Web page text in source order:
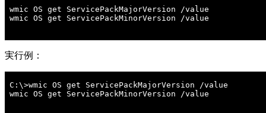
wmic OS get ServicePackMajorVersion /value
wmic OS get ServicePackMinorVersion /value
実行例：
C:\>wmic OS get ServicePackMajorVersion /value
wmic OS get ServicePackMinorVersion /value